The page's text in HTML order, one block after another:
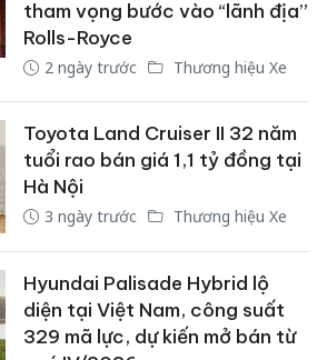
tham vọng bước vào “lãnh địa”
Rolls-Royce
2 ngày trước Thương hiệu Xe
Toyota Land Cruiser II 32 năm
tuổi rao bán giá 1,1 tỷ đồng tại
Hà Nội
3 ngày trước Thương hiệu Xe
Hyundai Palisade Hybrid lộ
diện tại Việt Nam, công suất
329 mã lực, dự kiến mở bán từ